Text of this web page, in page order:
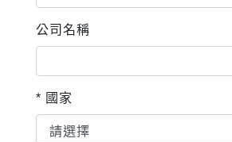
公司名稱
* 國家